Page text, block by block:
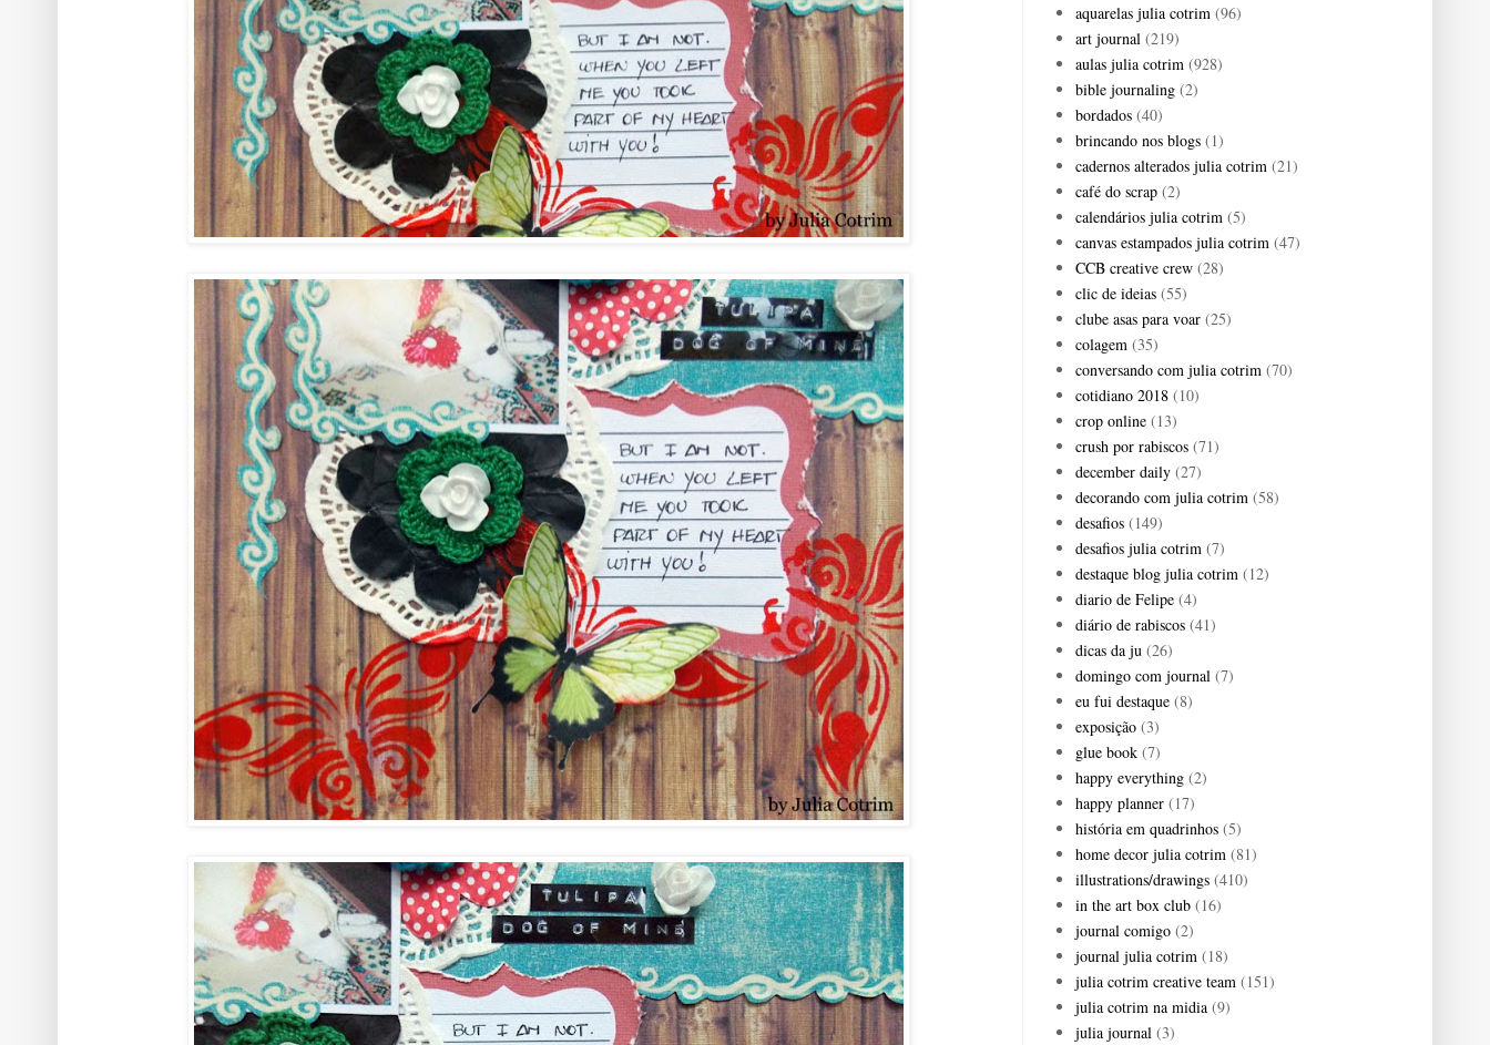
aquarelas julia cotrim (96)
art journal (219)
aulas julia cotrim (928)
bible journaling (2)
bordados (40)
brincando nos blogs (1)
cadernos alterados julia cotrim (21)
café do scrap (2)
calendários julia cotrim (5)
canvas estampados julia cotrim (47)
CCB creative crew (28)
clic de ideias (55)
clube asas para voar (25)
colagem (35)
conversando com julia cotrim (70)
cotidiano 2018 (10)
crop online (13)
crush por rabiscos (71)
december daily (27)
decorando com julia cotrim (58)
desafios (149)
desafios julia cotrim (7)
destaque blog julia cotrim (12)
diario de Felipe (4)
diário de rabiscos (41)
dicas da ju (26)
domingo com journal (7)
eu fui destaque (8)
exposição (3)
glue book (7)
happy everything (2)
happy planner (17)
história em quadrinhos (5)
home decor julia cotrim (81)
illustrations/drawings (410)
in the art box club (16)
journal comigo (2)
journal julia cotrim (18)
julia cotrim creative team (151)
julia cotrim na midia (9)
julia journal (3)